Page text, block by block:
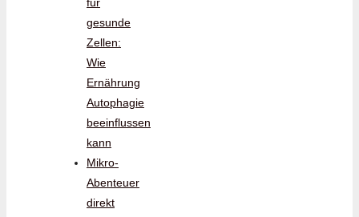
gesunde
Zellen:
Wie
Ernährung
Autophagie
beeinflussen
kann
Mikro-
Abenteuer
direkt